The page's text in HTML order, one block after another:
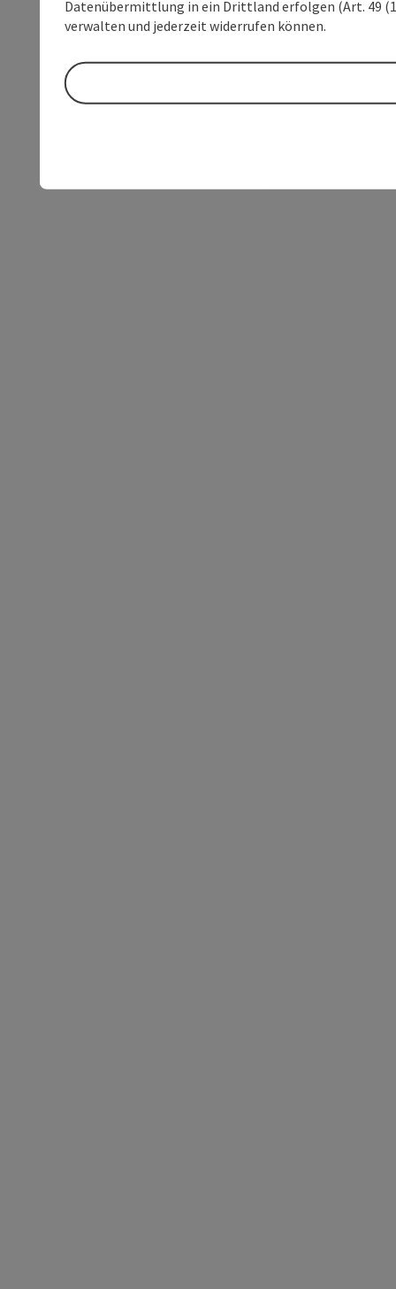
Datenübermittlung in ein Drittland erfolgen (Art. 49
verwalten und jederzeit widerrufen können.